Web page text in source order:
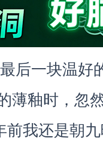
后一块温好
薄釉时，忽
前我还是朝